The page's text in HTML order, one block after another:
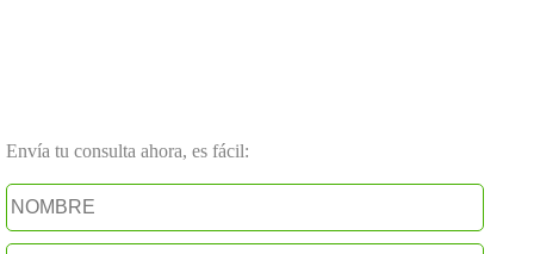
Envía tu consulta ahora, es fácil: